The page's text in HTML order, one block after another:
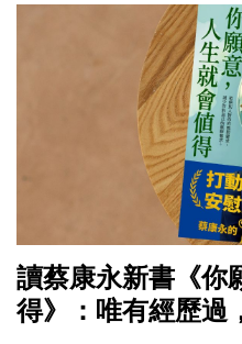
讀蔡康永新書《你
得》：唯有經歷過